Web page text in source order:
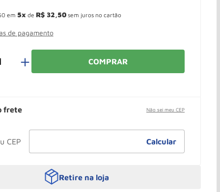
em 5 de R$ 32,50sem juros no cartão
de pagamento
＋ COMPRAR
frete Não sei meu CEP
Retire na loja